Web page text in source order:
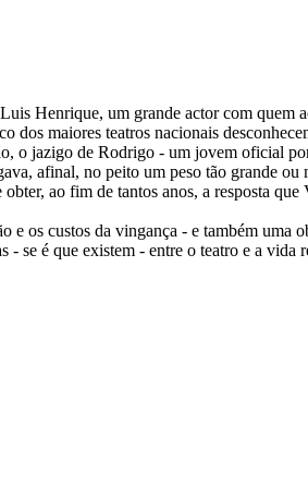
Henrique, um grande actor com quem
maiores teatros nacionais
o jazigo de Rodrigo - um jovem oficial
afinal, no peito um peso tão grande
ao fim de tantos anos, a resposta
os custos da vingança - e também uma
- se é que existem - entre o teatro e a vida